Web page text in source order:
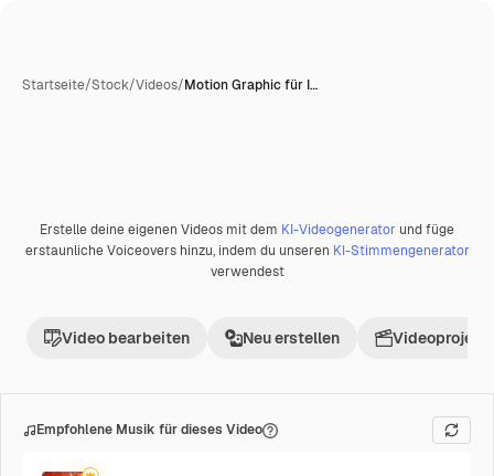
Startseite/Stock/Videos/Motion Graphic für I…
Erstelle deine eigenen Videos mit dem KI-Videogenerator und füge
erstaunliche Voiceovers hinzu, indem du unseren KI-Stimmengenerator
verwendest
Video bearbeiten Neu erstellen Videoprojekt
Empfohlene Musik für dieses Video